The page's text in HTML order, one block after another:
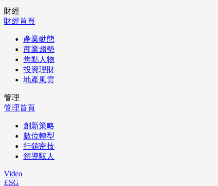
財經
財經首頁
產業動態
商業趨勢
焦點人物
投資理財
地產風雲
管理
管理首頁
創新策略
數位轉型
行銷密技
領導馭人
Video
ESG